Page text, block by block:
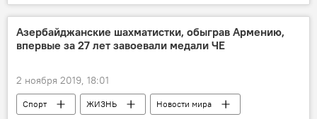
Новости
Россия
Азербайджанские шахматистки, обыграв Армению,
впервые за 27 лет завоевали медали ЧЕ
2 ноября 2019, 18:01
Спорт ЖИЗНЬ
Новости мира